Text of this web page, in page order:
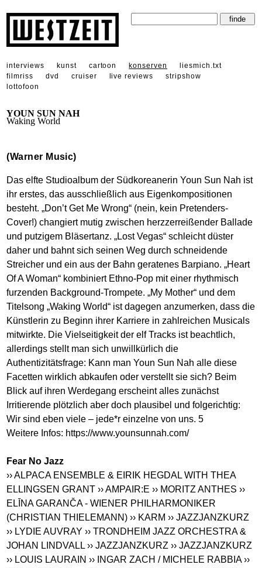
interviews kunst cartoon konserven
liesmich.txt
filmriss
dvd cruiser live reviews
stripshow
lottofoon
YOUN SUN NAH
Waking World
(Warner Music)
Das elfte Studioalbum der Südkoreanerin Youn Sun Nah ist
ihr erstes, das ausschließlich aus Eigenkompositionen
besteht. „Don’t Get Me Wrong“ (nein, kein Pretenders-
Cover!) changiert mutig zwischen herzzerreißender Ballade
und putzigem Bläsertanz. „Lost Vegas“ schleicht düster
daher und bahnt sich seinen Weg durch schneidende
Streicher und ein aus der Bahn geratenes Barpiano. „Heart
Of A Woman“ kombiniert Ethno-Pop mit einer rhythmisch
furzenden Background-Trompete. „My Mother“ und dem
Titelsong „Waking World“ ist dagegen anzumerken, dass die
Künstlerin zu Beginn ihrer Karriere in zahlreichen Musicals
mitwirkte. Die Vielseitigkeit der elf Tracks ist beachtlich,
allerdings stellt man sich unwillkürlich die
Authentizitätsfrage: Kann man Youn Sun Nah alle diese
Facetten wirklich abkaufen oder verstellt sie sich? Beim
Blick auf ihren Werdegang erscheint alles zunächst
Irritierende plötzlich aber doch plausibel und folgerichtig:
Wir sind eben viele – jede*r einzelne von uns. 5
Weitere Infos: https://www.younsunnah.com/
Fear No Jazz
›› ALPACA ENSEMBLE & EIRIK HEGDAL WITH THEA
ELLINGSEN GRANT ›› AMPAIR:E›› MORITZ ANTHES ››
ELĪNA GARANČA - WIENER PHILHARMONIKER
(CHRISTIAN THIELEMANN) ›› KARM ›› JAZZJANZKURZ
›› LYDIE AUVRAY ›› TRONDHEIM JAZZ ORCHESTRA &
JOHAN LINDVALL ›› JAZZJANZKURZ ›› JAZZJANZKURZ
›› LOUIS LAURAIN ›› INGAR ZACH / MICHELE RABBIA ››